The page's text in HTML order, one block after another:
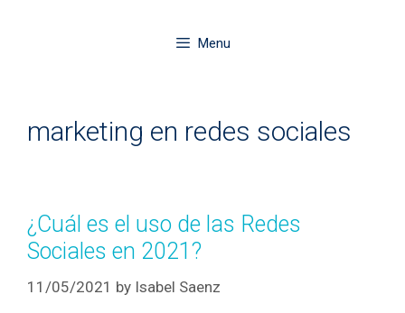
Menu
marketing en redes sociales
¿Cuál es el uso de las Redes
Sociales en 2021?
11/05/2021 by Isabel Saenz